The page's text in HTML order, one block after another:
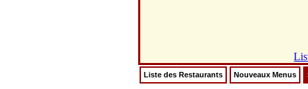
Liste des Restaurants Nouveaux Menus